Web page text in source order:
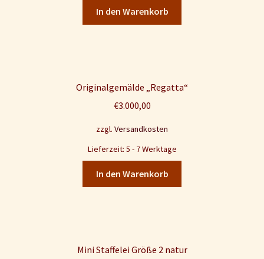
In den Warenkorb
Originalgemälde „Regatta“
€3.000,00
zzgl. Versandkosten
Lieferzeit: 5 - 7 Werktage
In den Warenkorb
Mini Staffelei Größe 2 natur